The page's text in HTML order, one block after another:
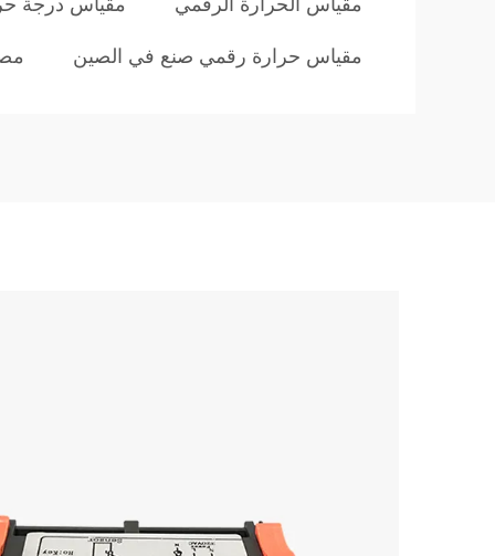
مقياس حرارة رقمي صنع في الصين